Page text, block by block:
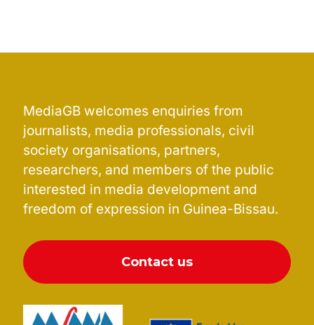
MediaGB welcomes enquiries from
journalists, media professionals, civil
society organisations, partners,
researchers, and members of the public
interested in media development and
freedom of expression in Guinea-Bissau.
Contact us